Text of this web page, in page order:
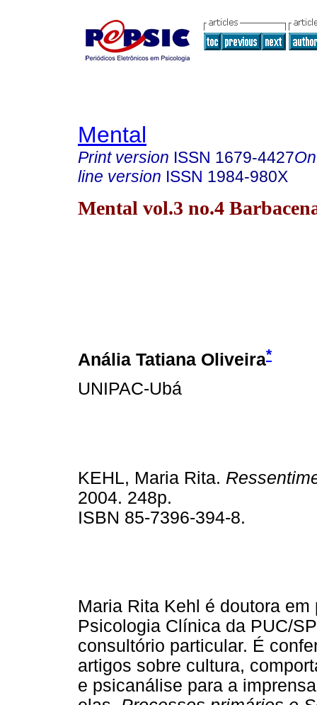
Mental
Print version ISSN 1679-4427
line version ISSN 1984-980X
Mental vol.3 no.4
Anália Tatiana Oliveira*
UNIPAC-Ubá
KEHL, Maria Rita.
2004. 248p.
ISBN 85-7396-394-8.
Maria Rita Kehl é doutora
Psicologia Clínica da PUC/
consultório particular. É
artigos sobre cultura,
e psicanálise para a